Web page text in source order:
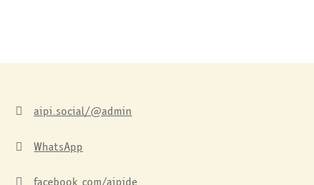
 aipi.social/@admin
 WhatsApp
 facebook.com/aipide